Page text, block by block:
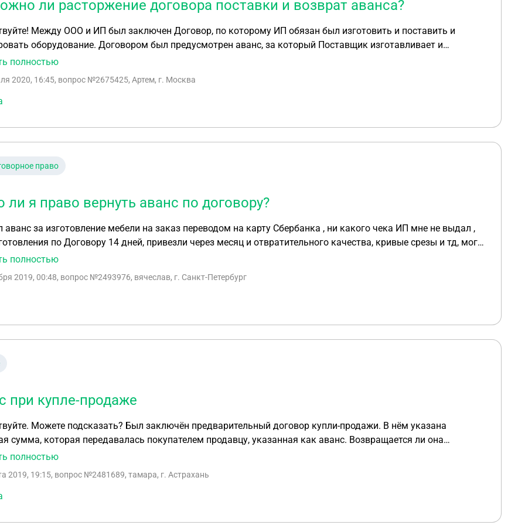
ли расторжение договора поставки и возврат аванса?
ИП обязан был изготовить и поставить и
был предусмотрен аванс, за который Поставщик изготавливает и
на объект оборудование. (вторая часть выплачивается после монтажа оборудования.) (аванс был
договор и вернуть аванс. Подскажите пожалуйста порядок действий? И
мы расторгнуть договор в одностороннем порядке (в договоре не прописано) уведомив об этом
полностью
2020, 16:45, вопрос №2675425, Артем, г. Москва
право
я право вернуть аванс по договору?
аванс за изготовление мебели на заказ переводом на карту Сбербанка , ни какого чека ИП мне не выдал ,
по Договору 14 дней, привезли через месяц и отвратительного качества, кривые срезы и тд, могу
аванс , пункта в договоре что аванс не возвращается нет, написано что все споры решаются согласно
полностью
2019, 00:48, вопрос №2493976, вячеслав, г. Санкт-Петербург
при купле-продаже
Можете подсказать? Был заключён предварительный договор купли-продажи. В нём указана
сумма, которая передавалась покупателем продавцу, указанная как аванс. Возвращается ли она
в случае, если сделка не состоялась по вине покупателя? Если да, то в какой срок и как?
полностью
2019, 19:15, вопрос №2481689, тамара, г. Астрахань